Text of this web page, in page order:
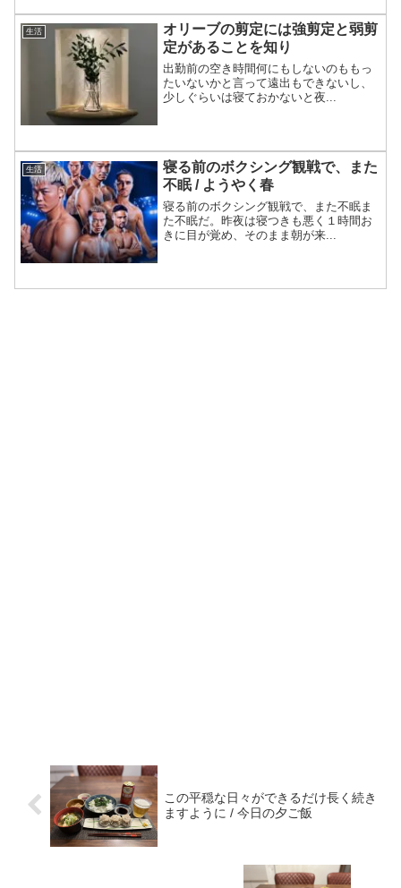
生活
オリーブの剪定には強剪定と弱剪
定があることを知り
出勤前の空き時間何にもしないのももっ
たいないかと言って遠出もできないし、
少しぐらいは寝ておかないと夜...
生活
寝る前のボクシング観戦で、また
不眠 / ようやく春
寝る前のボクシング観戦で、また不眠ま
た不眠だ。昨夜は寝つきも悪く１時間お
きに目が覚め、そのまま朝が来...
この平穏な日々ができるだけ長く続き
ますように / 今日の夕ご飯